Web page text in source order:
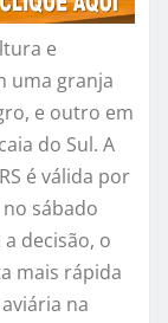
e
uma granja
e outro em
do Sul. A
é válida por
sábado
decisão, o
mais rápida
na